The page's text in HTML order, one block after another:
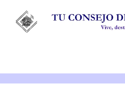
contenido